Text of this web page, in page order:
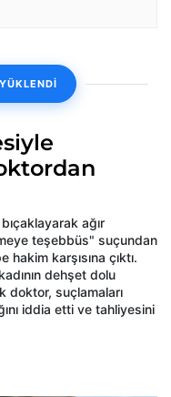
ağır
teşebbüs" suçundan
karşısına çıktı.
dehşet dolu
doktor, suçlamaları
iddia etti ve tahliyesini